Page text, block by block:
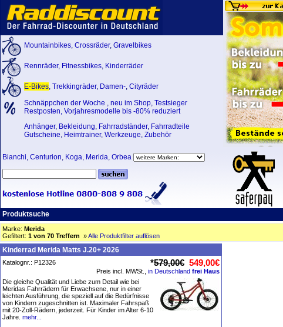
Mountainbikes, Crossräder, Gravelbikes
Rennräder, Fitnessbikes, Kinderräder
E-Bikes, Trekkingräder, Damen-, Cityräder
Schnäppchen der Woche , neu im Shop, Testsieger
Restposten, Vorjahresmodelle bis -80% reduziert
Anhänger, Bekleidung, Fahrradständer, Fahrradteile
Gutscheine, Heimtrainer, Werkzeuge, Zubehör
Bianchi, Centurion, Koga, Merida, Orbea
Produktsuche
Marke: Merida
Gefiltert: 1 von 70 Treffern »Alle Produktfilter auflösen
Kinderrad Merida Matts J.20+ 2026
Katalognr.: P12326 *579,00€ 549,00€
Preis incl. MWSt., in Deutschland frei Haus
Die gleiche Qualität und Liebe zum Detail wie bei
Meridas Fahrrädern für Erwachsene, nur in einer
leichten Ausführung, die speziell auf die Bedürfnisse
von Kindern zugeschnitten ist. Maximaler Fahrspaß
mit 20-Zoll-Rädern, jederzeit. Für Kinder im Alter 6-10
Jahre. mehr...